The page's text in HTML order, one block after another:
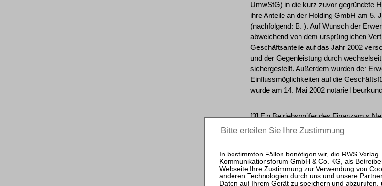
UmwStG) in die kurz zuvor gegründete
ihre Anteile an der Holding GmbH am 5.
(nachfolgend: B. ). Auf Wunsch der
abweichend von dem ursprünglichen
Geschäftsanteile auf das Jahr 2002
und der Gegenleistung durch
sichergestellt. Außerdem wurden der
Einflussmöglichkeiten auf die
wurde am 14. Mai 2002 notariell
[3] Ein Betriebsprüfer des Finanzamts
Auffassung, der von ihr durch den
einer zwischenzeitlichen Änderung des
April 2004 gegen sie ergangener
Einspruch einlegte, Steuern in Höhe von
November 2004 getroffenen
Prüfung des Sachverhalts von einer